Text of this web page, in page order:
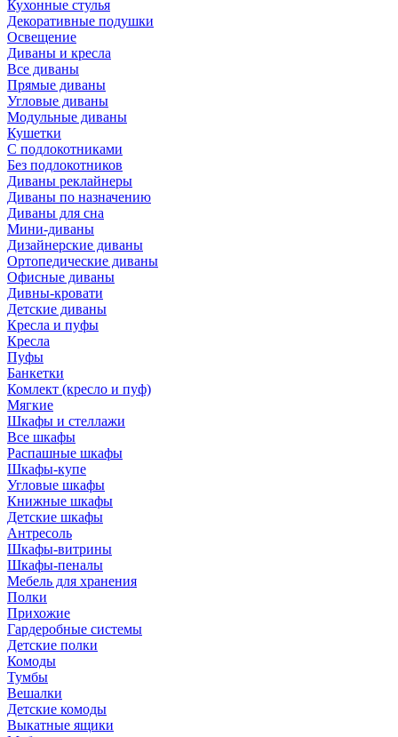
Кухонные стулья
Декоративные подушки
Освещение
Диваны и кресла
Все диваны
Прямые диваны
Угловые диваны
Модульные диваны
Кушетки
С подлокотниками
Без подлокотников
Диваны реклайнеры
Диваны по назначению
Диваны для сна
Мини-диваны
Дизайнерские диваны
Ортопедические диваны
Офисные диваны
Дивны-кровати
Детские диваны
Кресла и пуфы
Кресла
Пуфы
Банкетки
Комлект (кресло и пуф)
Мягкие
Шкафы и стеллажи
Все шкафы
Распашные шкафы
Шкафы-купе
Угловые шкафы
Книжные шкафы
Детские шкафы
Антресоль
Шкафы-витрины
Шкафы-пеналы
Мебель для хранения
Полки
Прихожие
Гардеробные системы
Детские полки
Комоды
Тумбы
Вешалки
Детские комоды
Выкатные ящики